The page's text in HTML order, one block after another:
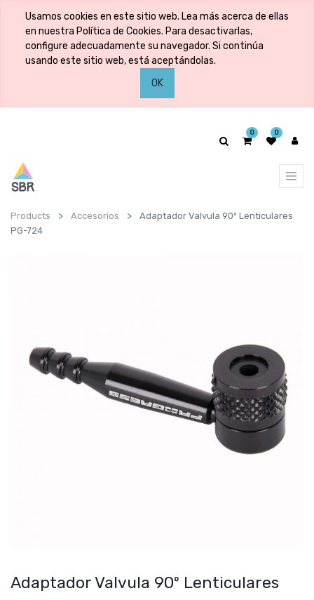
Usamos cookies en este sitio web. Lea más acerca de ellas
en nuestra Política de Cookies. Para desactivarlas,
configure adecuadamente su navegador. Si continúa
usando este sitio web, está aceptándolas.
OK
0 0
Products Accesorios
Adaptador Valvula 90º Lenticulares
PG-724
Adaptador Valvula 90º Lenticulares